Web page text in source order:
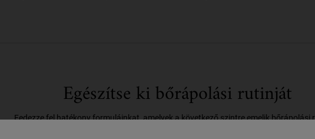
Egészítse ki bőrápolási rutinját
Fedezze fel hatékony formuláinkat, amelyek a következő szintre emelik bőrápolási